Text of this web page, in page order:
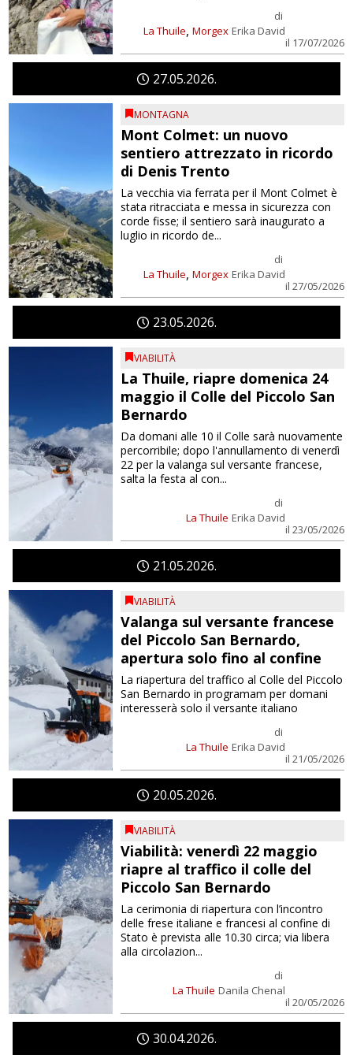
La Thuile, Morgex
di
Erika David
il 17/07/2026
2705 2026
MONTAGNA
Mont Colmet: un nuovo
sentiero attrezzato in ricordo
di Denis Trento
La Thuile, Morgex
di
Erika David
il 27/05/2026
La vecchia via ferrata per il Mont Colmet è
stata ritracciata e messa in sicurezza con
corde fisse; il sentiero sarà inaugurato a
luglio in ricordo de...
2305 2026
VIABILITÀ
La Thuile, riapre domenica 24
maggio il Colle del Piccolo San
Bernardo
La Thuile
di
Erika David
il 23/05/2026
Da domani alle 10 il Colle sarà nuovamente
percorribile; dopo l'annullamento di venerdì
22 per la valanga sul versante francese,
salta la festa al con...
21 05 2026
VIABILITÀ
Valanga sul versante francese
del Piccolo San Bernardo,
apertura solo fino al confine
La Thuile
di
Erika David
il 21/05/2026
La riapertura del traffico al Colle del Piccolo
San Bernardo in programam per domani
interesserà solo il versante italiano
2005 2026
VIABILITÀ
Viabilità: venerdì 22 maggio
riapre al traffico il colle del
Piccolo San Bernardo
La Thuile
di
Danila Chenal
il 20/05/2026
La cerimonia di riapertura con l’incontro
delle frese italiane e francesi al confine di
Stato è prevista alle 10.30 circa; via libera
alla circolazion...
3004 2026